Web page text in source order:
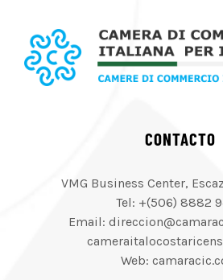
CONTACTO
VMG Business Center,
Tel: +(506) 8882
Email:
Web: